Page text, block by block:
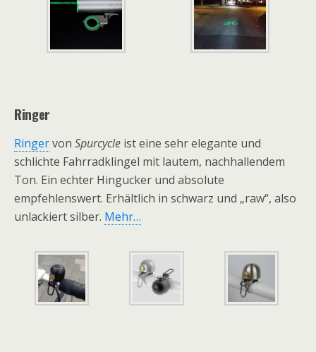
Ringer
Ringervon Spurcycle ist eine sehr elegante und
schlichte Fahrradklingel mit lautem, nachhallendem
Ton. Ein echter Hingucker und absolute
empfehlenswert. Erhältlich in schwarz und „raw“, also
unlackiert silber. Mehr…